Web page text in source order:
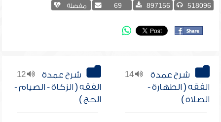
518096
897156
69 مفضلة
14
شرح عمدة
الفقه ( الطهارة -
الصلاة )
12
شرح عمدة
الفقه ( الزكاة - الصيام -
الحج )